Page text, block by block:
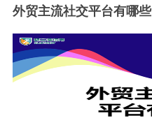
外贸主流社交平台有哪些